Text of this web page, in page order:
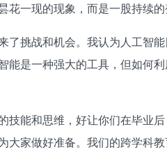
花一现的现象，而是一股持续
了挑战和机会。我认为人工智
能是一种强大的工具，但如何
技能和思维，好让你们在毕业
大家做好准备。我们的跨学科